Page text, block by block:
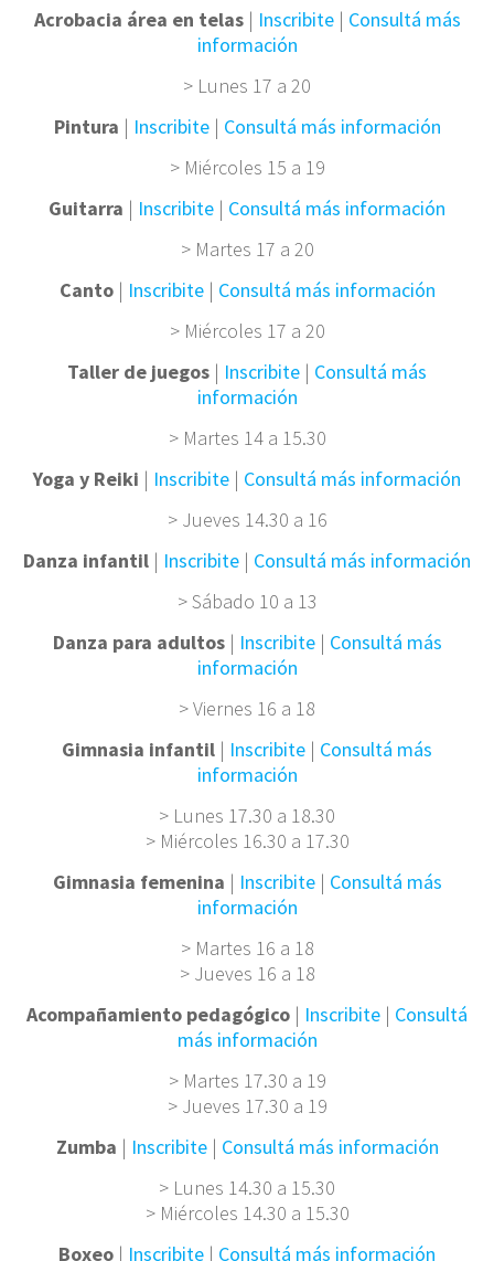
Acrobacia área en telas| Inscribite| Consultá más
información
> Lunes 17 a 20
Pintura | Inscribite| Consultá más información
> Miércoles 15 a 19
Guitarra | Inscribite | Consultá más información
> Martes 17 a 20
Canto| Inscribite| Consultá más información
> Miércoles 17 a 20
Taller de juegos | Inscribite | Consultá más
información
> Martes 14 a 15.30
Yoga y Reiki | Inscribite | Consultá más información
> Jueves 14.30 a 16
Danza infantil | Inscribite | Consultá más información
> Sábado 10 a 13
Danza para adultos| Inscribite| Consultá más
información
> Viernes 16 a 18
Gimnasia infantil | Inscribite | Consultá más
información
> Lunes 17.30 a 18.30
> Miércoles 16.30 a 17.30
Gimnasia femenina | Inscribite| Consultá más
información
> Martes 16 a 18
> Jueves 16 a 18
Acompañamiento pedagógico | Inscribite | Consultá
más información
> Martes 17.30 a 19
> Jueves 17.30 a 19
Zumba | Inscribite| Consultá más información
> Lunes 14.30 a 15.30
> Miércoles 14.30 a 15.30
Boxeo | Inscribite | Consultá más información